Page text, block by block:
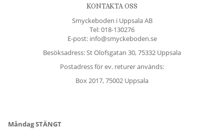
KONTAKTA OSS
Smyckeboden i Uppsala AB
Tel:018-130276
E-post: info@smyckeboden.se
Besöksadress: St Olofsgatan 30, 75332 Uppsala
Postadress för ev. returer används:
Box 2017, 75002 Uppsala
Måndag STÄNGT